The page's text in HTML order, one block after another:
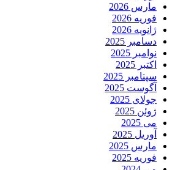
مارس 2026
فوریه 2026
ژانویه 2026
دسامبر 2025
نوامبر 2025
اکتبر 2025
سپتامبر 2025
آگوست 2025
جولای 2025
ژوئن 2025
می 2025
آوریل 2025
مارس 2025
فوریه 2025